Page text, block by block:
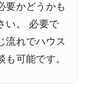
要かどうかも
い。 必要で
流れでハウス
可能です。